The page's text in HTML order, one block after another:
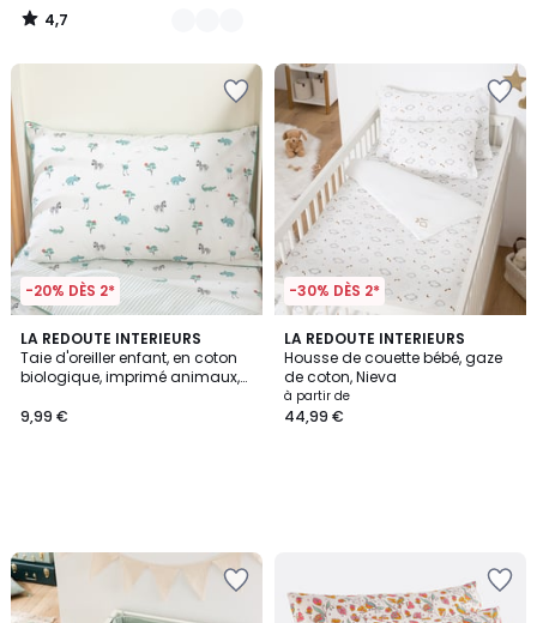
4,7
/
-20% DÈS 2*
LA REDOUTE INTERIEURS
Taie d'oreiller enfant, en coton
biologique, imprimé animaux,
9,99 €
-30% DÈS 2*
LA REDOUTE INTERIEURS
Housse de couette bébé, gaze
de coton, Nieva
à partir de
44,99 €